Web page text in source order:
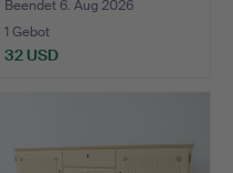
Beendet 6. Aug 2026
1 Gebot
32 USD